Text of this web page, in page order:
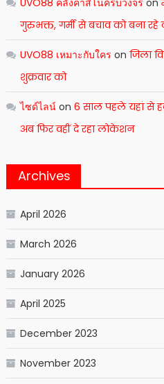
गुरुभक्त, गर्मी से बचाव को बना रहे
UVO88 เหมาะกับใคร on जिला
शुक्रवार को
ไซด์ไลน์on 6 साल पहले यहां से
अब फिर वहीं दे रहा लोकेशन
Archives
April 2026
March 2026
January 2026
April 2025
December 2023
November 2023